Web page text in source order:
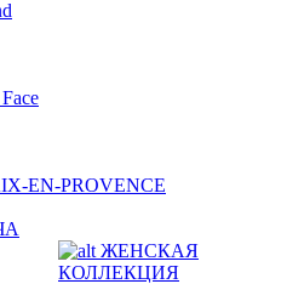
EN-PROVENCE
ЖЕНСКАЯ
КОЛЛЕКЦИЯ